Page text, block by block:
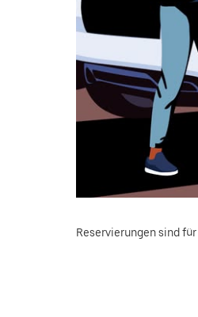
Reservierungen sind